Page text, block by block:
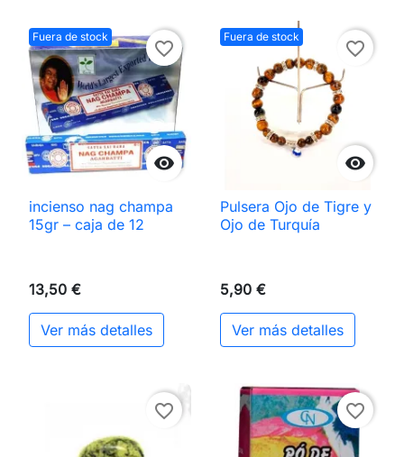
Fuera de stock

favorite_border
incienso nag champa
15gr – caja de 12
13,50 €
Ver más detalles
Fuera de stock

favorite_border
Pulsera Ojo de Tigre y
Ojo de Turquía
5,90 €
Ver más detalles
favorite_border favorite_border